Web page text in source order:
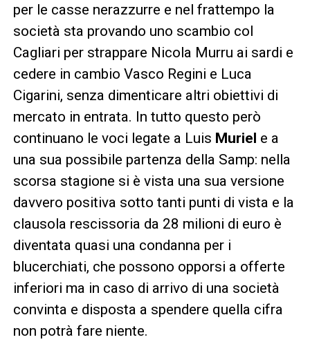
per le casse nerazzurre e nel frattempo la
società sta provando uno scambio col
Cagliari per strappare Nicola Murru ai sardi e
cedere in cambio Vasco Regini e Luca
Cigarini, senza dimenticare altri obiettivi di
mercato in entrata. In tutto questo però
continuano le voci legate a Luis Muriel e a
una sua possibile partenza della Samp: nella
scorsa stagione si è vista una sua versione
davvero positiva sotto tanti punti di vista e la
clausola rescissoria da 28 milioni di euro è
diventata quasi una condanna per i
blucerchiati, che possono opporsi a offerte
inferiori ma in caso di arrivo di una società
convinta e disposta a spendere quella cifra
non potrà fare niente.